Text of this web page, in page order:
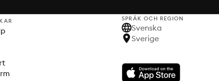
SPRÅK OCH REGION
Svenska
Sverige